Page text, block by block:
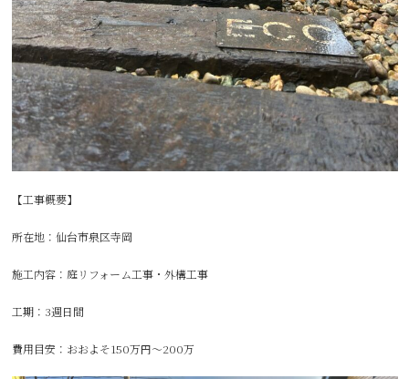
【工事概要】
所在地：仙台市泉区寺岡
施工内容：庭リフォーム工事・外構工事
工期：3週日間
費用目安：おおよそ150万円〜200万